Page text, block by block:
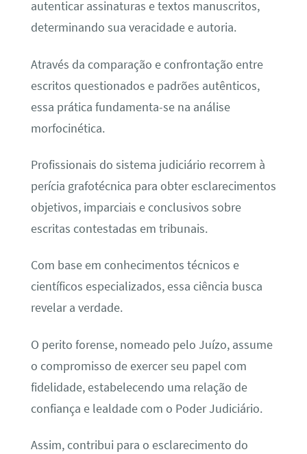
autenticar assinaturas e textos manuscritos,
determinando sua veracidade e autoria.
Através da comparação e confrontação entre
escritos questionados e padrões autênticos,
essa prática fundamenta-se na análise
morfocinética.
Profissionais do sistema judiciário recorrem à
perícia grafotécnica para obter esclarecimentos
objetivos, imparciais e conclusivos sobre
escritas contestadas em tribunais.
Com base em conhecimentos técnicos e
científicos especializados, essa ciência busca
revelar a verdade.
O perito forense, nomeado pelo Juízo, assume
o compromisso de exercer seu papel com
fidelidade, estabelecendo uma relação de
confiança e lealdade com o Poder Judiciário.
Assim, contribui para o esclarecimento do